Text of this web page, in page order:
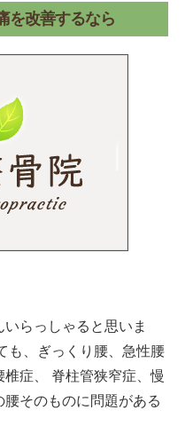
を改善するなら
らっしゃると思いま
も、ぎっくり腰、急性腰
症、 脊柱管狭窄症、慢
そのものに問題がある